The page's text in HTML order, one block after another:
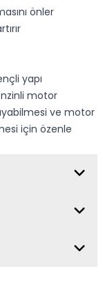
önler
yapı
motor
ve motor
için özenle